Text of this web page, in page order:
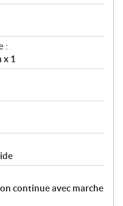
:
1
continue avec marche